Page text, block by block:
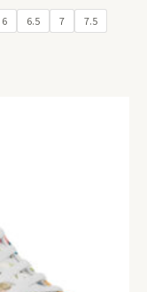
6 6.5 7
7.5